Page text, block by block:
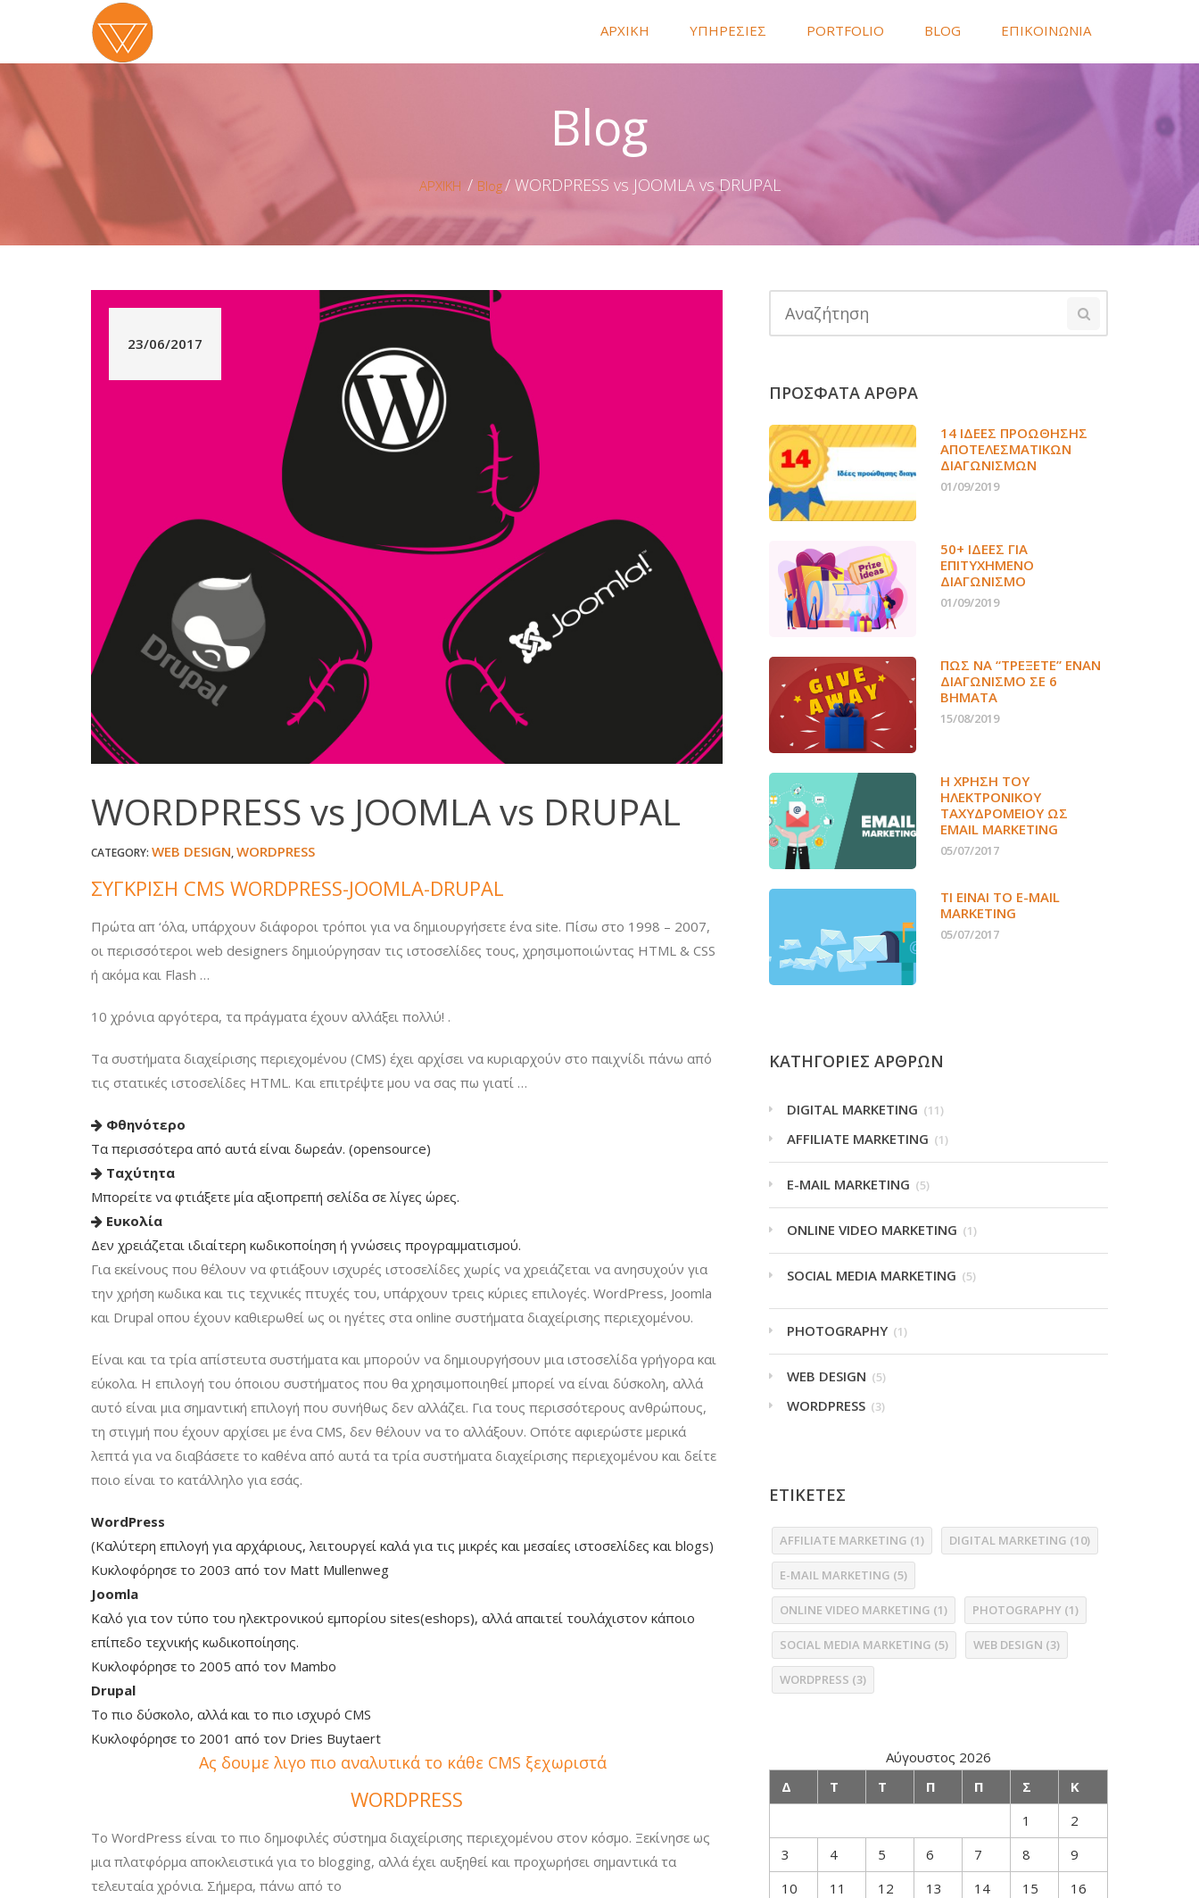
ΑΡΧΙΚΗ ΥΠΗΡΕΣΙΕΣ PORTFOLIO BLOG ΕΠΙΚΟΙΝΩΝΙΑ
Blog
ΑΡΧΙΚΗ Blog WORDPRESS vs JOOMLA vs DRUPAL
23/06/2017
WORDPRESS vs JOOMLA vs DRUPAL
CATEGORY: WEB DESIGN,WORDPRESS
ΣΥΓΚΡΙΣΗ CMS WORDPRESS-JOOMLA-DRUPAL
Πρώτα απ ‘όλα, υπάρχουν διάφοροι τρόποι για να δημιουργήσετε ένα site. Πίσω στο 1998 – 2007,
οι περισσότεροι web designers δημιούργησαν τις ιστοσελίδες τους, χρησιμοποιώντας HTML & CSS
ή ακόμα και Flash …
10 χρόνια αργότερα, τα πράγματα έχουν αλλάξει πολλύ! .
Τα συστήματα διαχείρισης περιεχομένου (CMS) έχει αρχίσει να κυριαρχούν στο παιχνίδι πάνω από
τις στατικές ιστοσελίδες HTML. Και επιτρέψτε μου να σας πω γιατί …
Φθηνότερο
Tα περισσότερα από αυτά είναι δωρεάν. (opensource)
Ταχύτητα
Μπορείτε να φτιάξετε μία αξιοπρεπή σελίδα σε λίγες ώρες.
Ευκολία
Δεν χρειάζεται ιδιαίτερη κωδικοποίηση ή γνώσεις προγραμματισμού.
Για εκείνους που θέλουν να φτιάξουν ισχυρές ιστοσελίδες χωρίς να χρειάζεται να ανησυχούν για
την χρήση κωδικα και τις τεχνικές πτυχές του, υπάρχουν τρεις κύριες επιλογές. WordPress, Joomla
και Drupal οπου έχουν καθιερωθεί ως οι ηγέτες στα online συστήματα διαχείρισης περιεχομένου.
Είναι και τα τρία απίστευτα συστήματα και μπορούν να δημιουργήσουν μια ιστοσελίδα γρήγορα και
εύκολα. Η επιλογή του όποιου συστήματος που θα χρησιμοποιηθεί μπορεί να είναι δύσκολη, αλλά
αυτό είναι μια σημαντική επιλογή που συνήθως δεν αλλάζει. Για τους περισσότερους ανθρώπους,
τη στιγμή που έχουν αρχίσει με ένα CMS, δεν θέλουν να το αλλάξουν. Οπότε αφιερώστε μερικά
λεπτά για να διαβάσετε το καθένα από αυτά τα τρία συστήματα διαχείρισης περιεχομένου και δείτε
ποιο είναι το κατάλληλο για εσάς.
WordPress
(Καλύτερη επιλογή για αρχάριους, λειτουργεί καλά για τις μικρές και μεσαίες ιστοσελίδες και blogs)
Κυκλοφόρησε το 2003 από τον Matt Mullenweg
Joomla
Καλό για τον τύπο του ηλεκτρονικού εμπορίου sites(eshops), αλλά απαιτεί τουλάχιστον κάποιο
επίπεδο τεχνικής κωδικοποίησης.
Κυκλοφόρησε το 2005 από τον Mambo
Drupal
Το πιο δύσκολο, αλλά και το πιο ισχυρό CMS
Κυκλοφόρησε το 2001 από τον Dries Buytaert
Ας δουμε λιγο πιο αναλυτικά το κάθε CMS ξεχωριστά
WORDPRESS
Το WordPress είναι το πιο δημοφιλές σύστημα διαχείρισης περιεχομένου στον κόσμο. Ξεκίνησε ως
μια πλατφόρμα αποκλειστικά για το blogging, αλλά έχει αυξηθεί και προχωρήσει σημαντικά τα
τελευταία χρόνια. Σήμερα, πάνω από το
ΠΡΟΣΦΑΤΑ ΑΡΘΡΑ
14 ΙΔΈΕΣ ΠΡΟΏΘΗΣΗΣ
ΑΠΟΤΕΛΕΣΜΑΤΙΚΏΝ
ΔΙΑΓΩΝΙΣΜΏΝ
01/09/2019
50+ ΙΔΕΕΣ ΓΙΑ
ΕΠΙΤΥΧΗΜΕΝΟ
ΔΙΑΓΩΝΙΣΜΟ
01/09/2019
ΠΏΣ ΝΑ “ΤΡΈΞΕΤΕ” ΈΝΑΝ
ΔΙΑΓΩΝΙΣΜΌ ΣΕ 6
ΒΉΜΑΤΑ
15/08/2019
Η ΧΡΉΣΗ ΤΟΥ
ΗΛΕΚΤΡΟΝΙΚΟΎ
ΤΑΧΥΔΡΟΜΕΊΟΥ ΩΣ
EMAIL MARKETING
05/07/2017
ΤΙ ΕΊΝΑΙ ΤΟ E-MAIL
MARKETING
05/07/2017
ΚΑΤΗΓΟΡΙΕΣ ΑΡΘΡΩΝ
DIGITAL MARKETING (11)
AFFILIATE MARKETING (1)
E-MAIL MARKETING (5)
ONLINE VIDEO MARKETING (1)
SOCIAL MEDIA MARKETING (5)
PHOTOGRAPHY (1)
WEB DESIGN (5)
WORDPRESS (3)
ΕΤΙΚΕΤΕΣ
AFFILIATE MARKETING (1) DIGITAL MARKETING (10)
E-MAIL MARKETING (5)
ONLINE VIDEO MARKETING (1) PHOTOGRAPHY (1)
SOCIAL MEDIA MARKETING (5) WEB DESIGN (3)
WORDPRESS (3)
Αύγουστος 2026
Δ
Τ Τ Π Π Σ
Κ
1
2
3
4 5 6 7 8
9
10
11 12 13 14 15
16